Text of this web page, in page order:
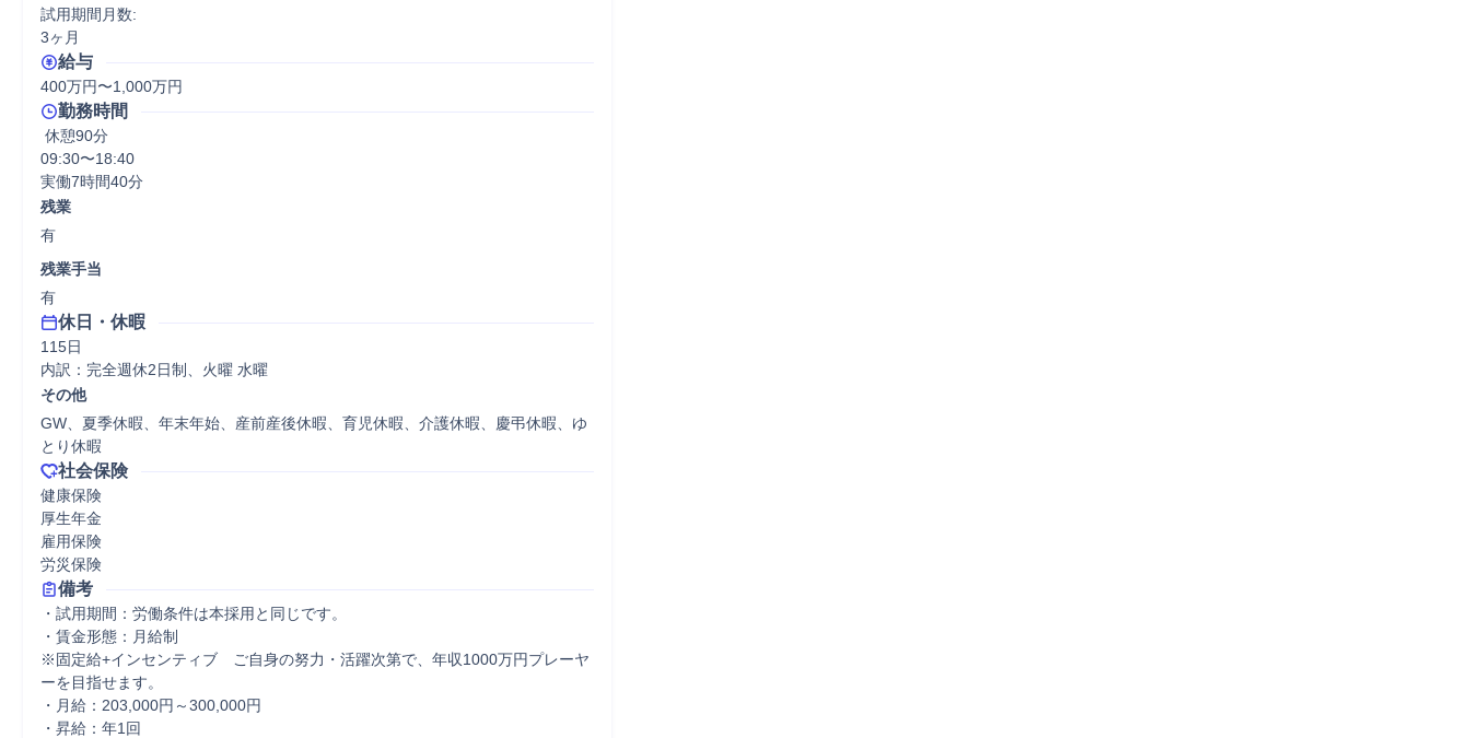
試用期間月数:
3ヶ月
給与
400万円〜1,000万円
勤務時間
休憩90分
09:30〜18:40
実働7時間40分
残業
有
残業手当
有
休日・休暇
115日
内訳：完全週休2日制、火曜 水曜
その他
GW、夏季休暇、年末年始、産前産後休暇、育児休暇、介護休暇、慶弔休暇、ゆ
とり休暇
社会保険
健康保険
厚生年金
雇用保険
労災保険
備考
・試用期間：労働条件は本採用と同じです。
・賃金形態：月給制
※固定給+インセンティブ　ご自身の努力・活躍次第で、年収1000万円プレーヤ
ーを目指せます。
・月給：203,000円～300,000円
・昇給：年1回